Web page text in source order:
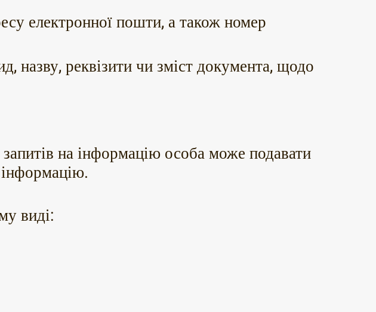
електронної пошти, а також номер
назву, реквізити чи зміст документа, щодо
на інформацію особа може подавати
виді: